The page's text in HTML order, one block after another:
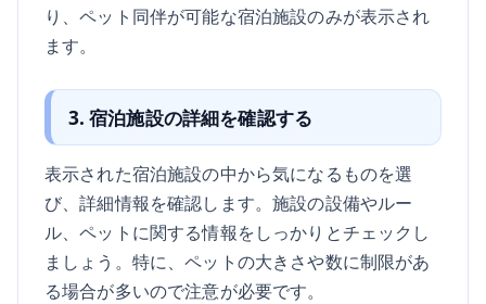
り、ペット同伴が可能な宿泊施設のみが表示され
ます。
3. 宿泊施設の詳細を確認する
表示された宿泊施設の中から気になるものを選
び、詳細情報を確認します。施設の設備やルー
ル、ペットに関する情報をしっかりとチェックし
ましょう。特に、ペットの大きさや数に制限があ
る場合が多いので注意が必要です。